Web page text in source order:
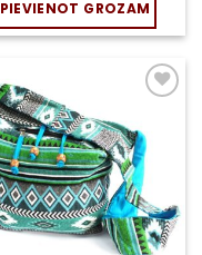
PIEVIENOT GROZAM